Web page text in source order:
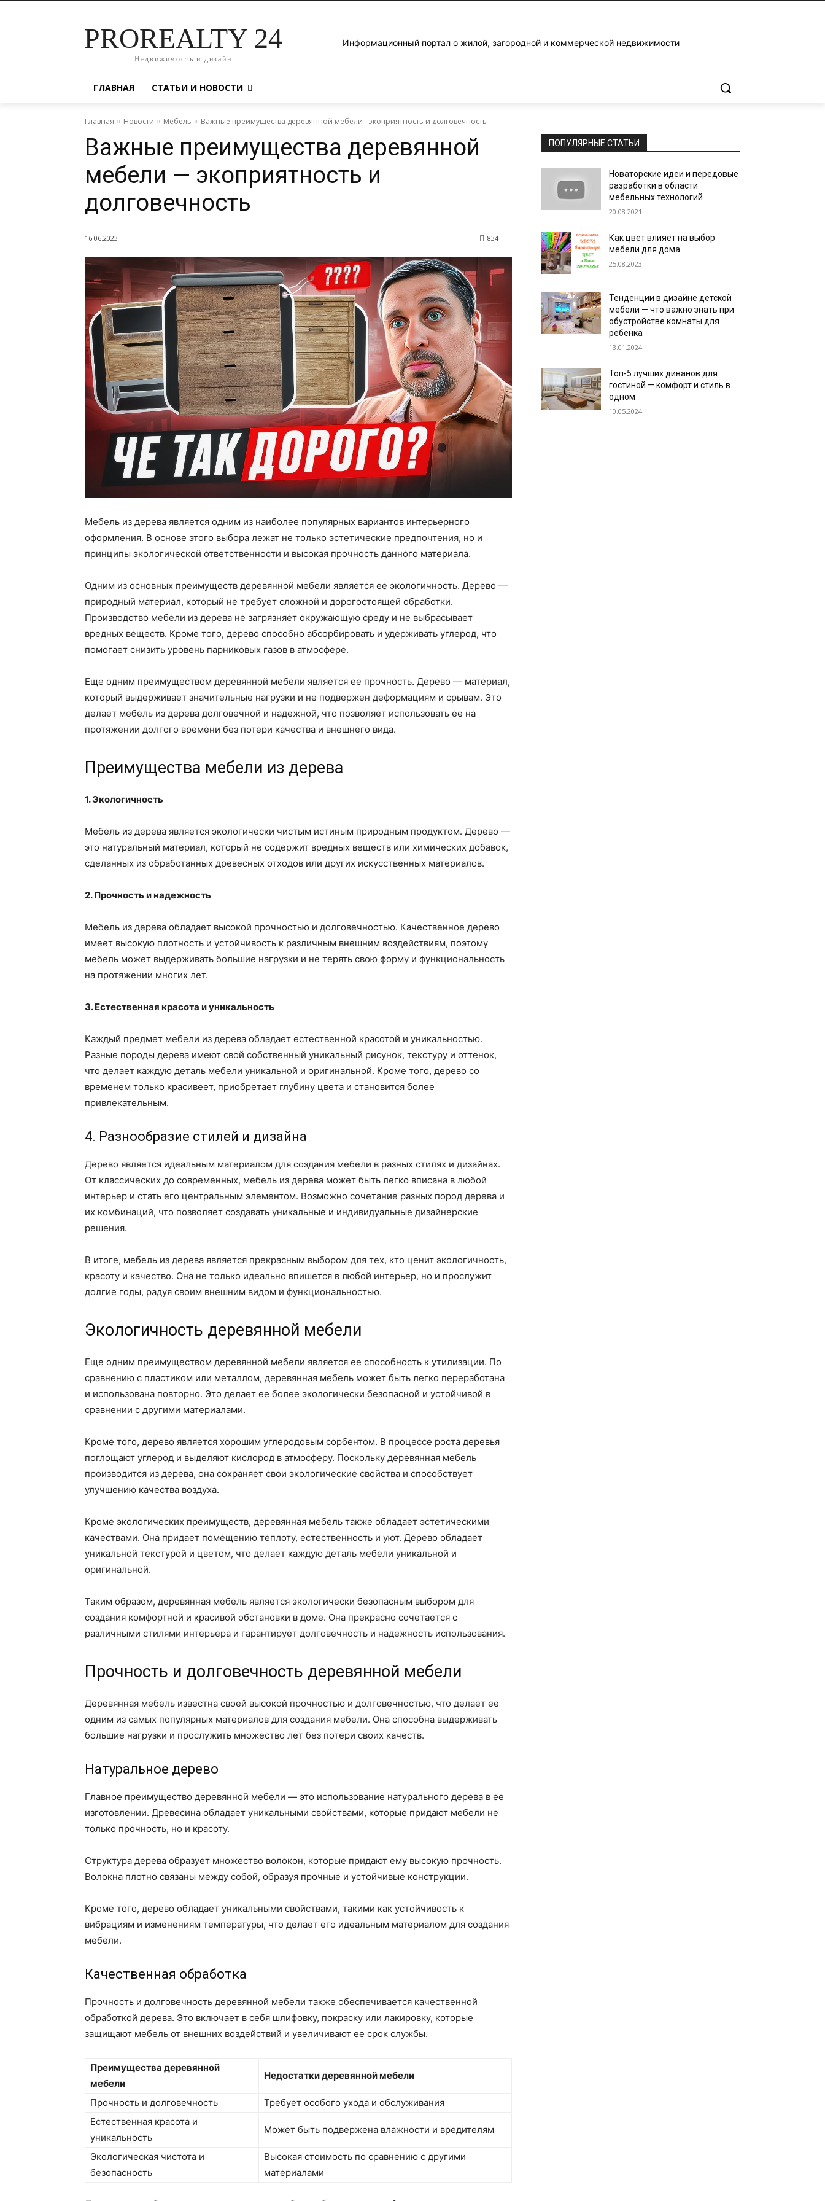
PROREALTY 24
Недвижимость и дизайн
Информационный портал о жилой, загородной и коммерческой недвижимости
ГЛАВНАЯ СТАТЬИ И НОВОСТИ
Главная Новости Мебель Важные преимущества деревянной мебели - экоприятность и долговечность
Важные преимущества деревянной
мебели — экоприятность и
долговечность
16.06.2023 834
Мебель из дерева является одним из наиболее популярных вариантов интерьерного
оформления. В основе этого выбора лежат не только эстетические предпочтения, но и
принципы экологической ответственности и высокая прочность данного материала.
Одним из основных преимуществ деревянной мебели является ее экологичность. Дерево —
природный материал, который не требует сложной и дорогостоящей обработки.
Производство мебели из дерева не загрязняет окружающую среду и не выбрасывает
вредных веществ. Кроме того, дерево способно абсорбировать и удерживать углерод, что
помогает снизить уровень парниковых газов в атмосфере.
Еще одним преимуществом деревянной мебели является ее прочность. Дерево — материал,
который выдерживает значительные нагрузки и не подвержен деформациям и срывам. Это
делает мебель из дерева долговечной и надежной, что позволяет использовать ее на
протяжении долгого времени без потери качества и внешнего вида.
Преимущества мебели из дерева
1. Экологичность
Мебель из дерева является экологически чистым истиным природным продуктом. Дерево —
это натуральный материал, который не содержит вредных веществ или химических добавок,
сделанных из обработанных древесных отходов или других искусственных материалов.
2. Прочность и надежность
Мебель из дерева обладает высокой прочностью и долговечностью. Качественное дерево
имеет высокую плотность и устойчивость к различным внешним воздействиям, поэтому
мебель может выдерживать большие нагрузки и не терять свою форму и функциональность
на протяжении многих лет.
3. Естественная красота и уникальность
Каждый предмет мебели из дерева обладает естественной красотой и уникальностью.
Разные породы дерева имеют свой собственный уникальный рисунок, текстуру и оттенок,
что делает каждую деталь мебели уникальной и оригинальной. Кроме того, дерево со
временем только красивеет, приобретает глубину цвета и становится более
привлекательным.
4. Разнообразие стилей и дизайна
Дерево является идеальным материалом для создания мебели в разных стилях и дизайнах.
От классических до современных, мебель из дерева может быть легко вписана в любой
интерьер и стать его центральным элементом. Возможно сочетание разных пород дерева и
их комбинаций, что позволяет создавать уникальные и индивидуальные дизайнерские
решения.
В итоге, мебель из дерева является прекрасным выбором для тех, кто ценит экологичность,
красоту и качество. Она не только идеально впишется в любой интерьер, но и прослужит
долгие годы, радуя своим внешним видом и функциональностью.
Экологичность деревянной мебели
Еще одним преимуществом деревянной мебели является ее способность к утилизации. По
сравнению с пластиком или металлом, деревянная мебель может быть легко переработана
и использована повторно. Это делает ее более экологически безопасной и устойчивой в
сравнении с другими материалами.
Кроме того, дерево является хорошим углеродовым сорбентом. В процессе роста деревья
поглощают углерод и выделяют кислород в атмосферу. Поскольку деревянная мебель
производится из дерева, она сохраняет свои экологические свойства и способствует
улучшению качества воздуха.
Кроме экологических преимуществ, деревянная мебель также обладает эстетическими
качествами. Она придает помещению теплоту, естественность и уют. Дерево обладает
уникальной текстурой и цветом, что делает каждую деталь мебели уникальной и
оригинальной.
Таким образом, деревянная мебель является экологически безопасным выбором для
создания комфортной и красивой обстановки в доме. Она прекрасно сочетается с
различными стилями интерьера и гарантирует долговечность и надежность использования.
Прочность и долговечность деревянной мебели
Деревянная мебель известна своей высокой прочностью и долговечностью, что делает ее
одним из самых популярных материалов для создания мебели. Она способна выдерживать
большие нагрузки и прослужить множество лет без потери своих качеств.
Натуральное дерево
Главное преимущество деревянной мебели — это использование натурального дерева в ее
изготовлении. Древесина обладает уникальными свойствами, которые придают мебели не
только прочность, но и красоту.
Структура дерева образует множество волокон, которые придают ему высокую прочность.
Волокна плотно связаны между собой, образуя прочные и устойчивые конструкции.
Кроме того, дерево обладает уникальными свойствами, такими как устойчивость к
вибрациям и изменениям температуры, что делает его идеальным материалом для создания
мебели.
Качественная обработка
Прочность и долговечность деревянной мебели также обеспечивается качественной
обработкой дерева. Это включает в себя шлифовку, покраску или лакировку, которые
защищают мебель от внешних воздействий и увеличивают ее срок службы.
Преимущества деревянной
мебели
Недостатки деревянной мебели
Прочность и долговечность
Требует особого ухода и обслуживания
Естественная красота и
уникальность
Может быть подвержена влажности и вредителям
Экологическая чистота и
безопасность
Высокая стоимость по сравнению с другими
материалами
ПОПУЛЯРНЫЕ СТАТЬИ
Новаторские идеи и передовые
разработки в области
мебельных технологий
20.08.2021
Как цвет влияет на выбор
мебели для дома
25.08.2023
Тенденции в дизайне детской
мебели — что важно знать при
обустройстве комнаты для
ребенка
13.01.2024
Топ-5 лучших диванов для
гостиной — комфорт и стиль в
одном
10.05.2024